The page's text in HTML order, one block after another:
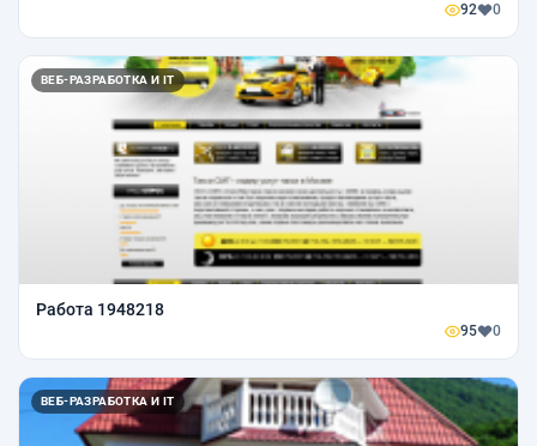
92 0
ВЕБ-РАЗРАБОТКА И IT
Работа 1948218
95 0
ВЕБ-РАЗРАБОТКА И IT